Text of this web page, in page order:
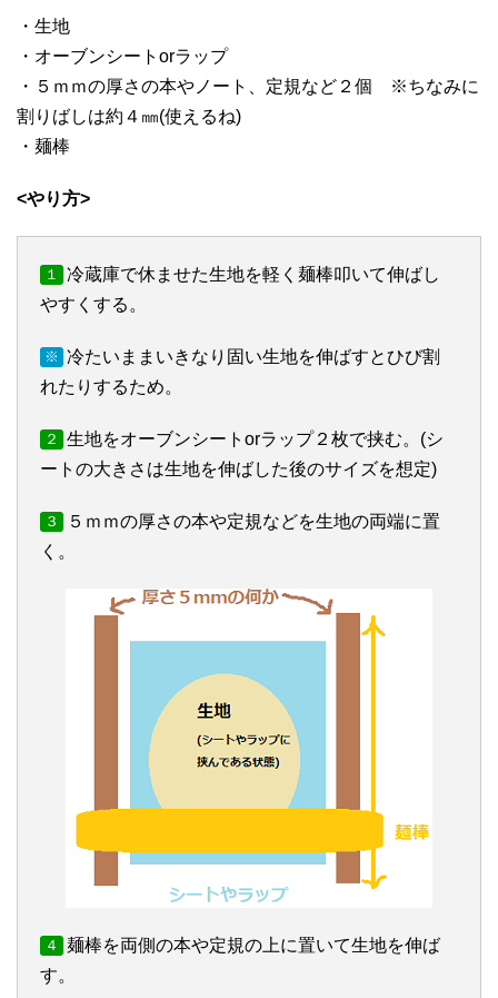
・生地
・オーブンシートorラップ
・５ｍｍの厚さの本やノート、定規など２個 ※ちなみに
割りばしは約４㎜(使えるね)
・麺棒
<やり方>
１
冷蔵庫で休ませた生地を軽く麺棒叩いて伸ばし
やすくする。
※
冷たいままいきなり固い生地を伸ばすとひび割
れたりするため。
２
生地をオーブンシートorラップ２枚で挟む。(シ
ートの大きさは生地を伸ばした後のサイズを想定)
３
５ｍｍの厚さの本や定規などを生地の両端に置
く。
４
麺棒を両側の本や定規の上に置いて生地を伸ば
す。